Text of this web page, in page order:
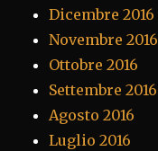
Dicembre 2016
Novembre 2016
Ottobre 2016
Settembre 2016
Agosto 2016
Luglio 2016